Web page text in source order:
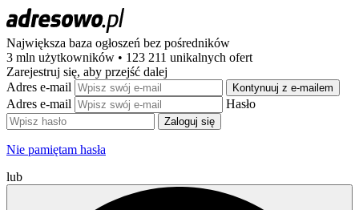
Największa baza ogłoszeń bez pośredników
3 mln użytkowników • 123 211 unikalnych ofert
Zarejestruj się, aby przejść dalej
Adres e-mail
Kontynuuj z e-mailem
Adres e-mail Hasło
Zaloguj się
Nie pamiętam hasła
lub